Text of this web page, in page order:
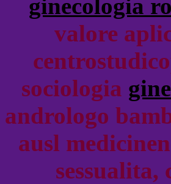
ginecologia
valore
sociologia
andrologo
ausl